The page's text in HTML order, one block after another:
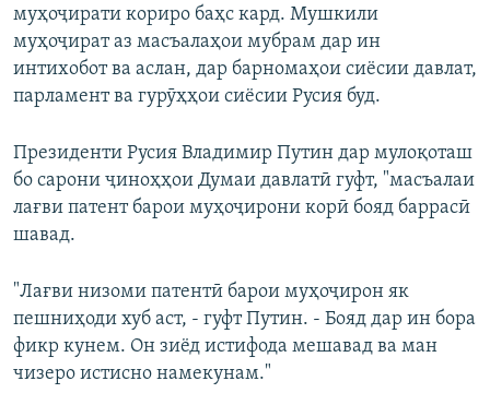
муҳоҷирати кориро баҳс кард. Мушкили
муҳоҷират аз масъалаҳои мубрам дар ин
интихобот ва аслан, дар барномаҳои сиёсии давлат,
парламент ва гурӯҳҳои сиёсии Русия буд.
Президенти Русия Владимир Путин дар мулоқоташ
бо сарони ҷиноҳҳои Думаи давлатӣ гуфт, "масъалаи
лағви патент барои муҳоҷирони корӣ бояд баррасӣ
шавад.
"Лағви низоми патентӣ барои муҳоҷирон як
пешниҳоди хуб аст, - гуфт Путин. - Бояд дар ин бора
фикр кунем. Он зиёд истифода мешавад ва ман
чизеро истисно намекунам."